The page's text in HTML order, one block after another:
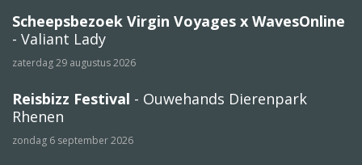
Scheepsbezoek Virgin Voyages x WavesOnline
- Valiant Lady
zaterdag 29 augustus 2026
Reisbizz Festival - Ouwehands Dierenpark
Rhenen
zondag 6 september 2026